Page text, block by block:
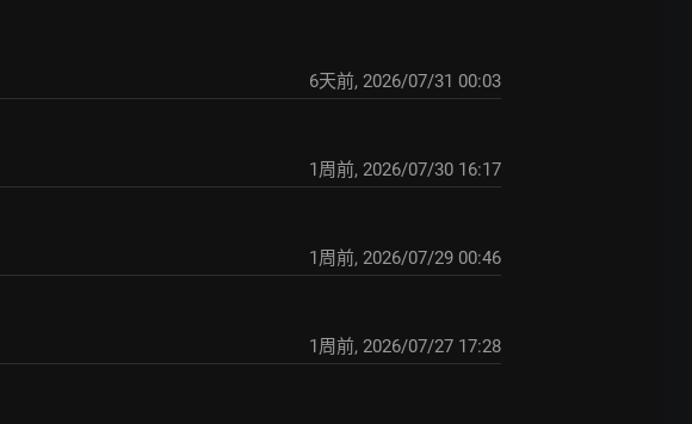
6天前, 2026/07/31 00:03
1周前, 2026/07/30 16:17
1周前, 2026/07/29 00:46
1周前, 2026/07/27 17:28